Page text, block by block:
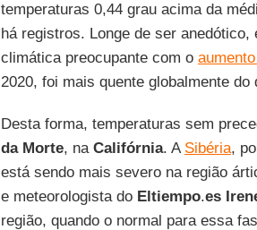
temperaturas 0,44 grau acima da
há registros. Longe de ser
climática preocupante com o
2020, foi mais quente globalmente
Desta forma, temperaturas sem
da Morte, na Califórnia. A Sibéria,
está sendo mais severo na região
e meteorologista do Eltiempo.es
região, quando o normal para essa